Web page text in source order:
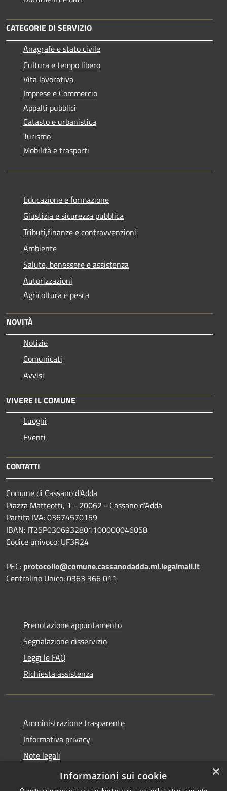
CATEGORIE DI SERVIZIO
Anagrafe e stato civile
Cultura e tempo libero
Vita lavorativa
Imprese e Commercio
Appalti pubblici
Catasto e urbanistica
Turismo
Mobilità e trasporti
Educazione e formazione
Giustizia e sicurezza pubblica
Tributi,finanze e contravvenzioni
Ambiente
Salute, benessere e assistenza
Autorizzazioni
Agricoltura e pesca
NOVITÀ
Notizie
Comunicati
Avvisi
VIVERE IL COMUNE
Luoghi
Eventi
CONTATTI
Comune di Cassano d'Adda
Piazza Matteotti, 1 - 20062 - Cassano d'Adda
Partita IVA: 03674570159
IBAN: IT25P0306932801100000046058
Codice univoco: UF3R24
PEC: protocollo@comune.cassanodadda.mi.legalmail.it
Centralino Unico: 0363 366 011
Prenotazione appuntamento
Segnalazione disservizio
Leggi le FAQ
Richiesta assistenza
Amministrazione trasparente
Informativa privacy
Note legali
Dichiarazione di accessibilità
×
Informazioni sui cookie